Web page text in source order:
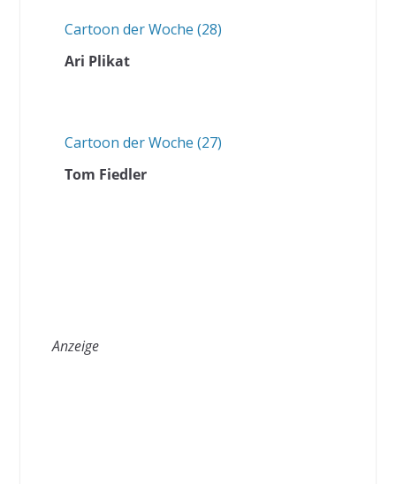
Cartoon der Woche (28)
Ari Plikat
Cartoon der Woche (27)
Tom Fiedler
Anzeige